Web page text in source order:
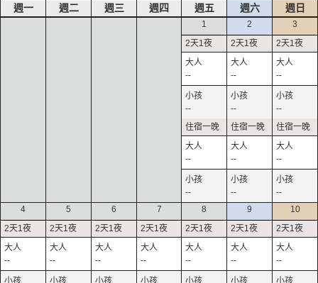
週一 週二 週三 週四 週五 週六 週日
1
--
--
--
--
2
--
--
--
--
3
--
--
--
--
4
--
5
--
6
--
7
--
8
--
9
--
10
--